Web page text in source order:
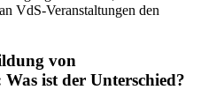
VdS-Veranstaltungen den
von
ist der Unterschied?